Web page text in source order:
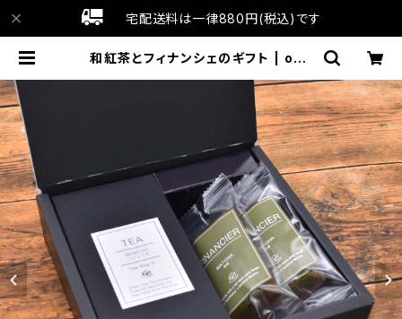
宅配送料は一律880円(税込)です
和紅茶とフィナンシェのギフト | och